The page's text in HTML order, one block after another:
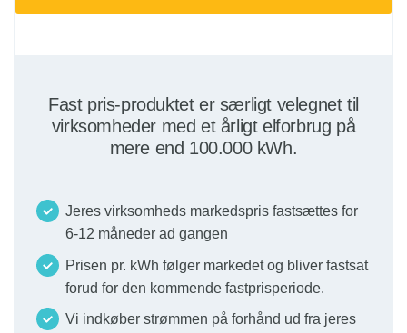
Fast pris-produktet er særligt velegnet til
virksomheder med et årligt elforbrug på
mere end 100.000 kWh.
Jeres virksomheds markedspris fastsættes for
6-12 måneder ad gangen
Prisen pr. kWh følger markedet og bliver fastsat
forud for den kommende fastprisperiode.
Vi indkøber strømmen på forhånd ud fra jeres